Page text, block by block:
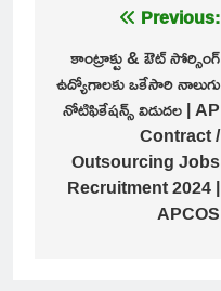
navigation
Previous:
కాంట్రాక్టు & ఔట్ సోర్సింగ్
ఉద్యోగాలకు ఒకేసారి నాలుగు
నోటిఫికేషన్స్ విడుదల | AP
Contract /
Outsourcing Jobs
Recruitment 2024 |
APCOS